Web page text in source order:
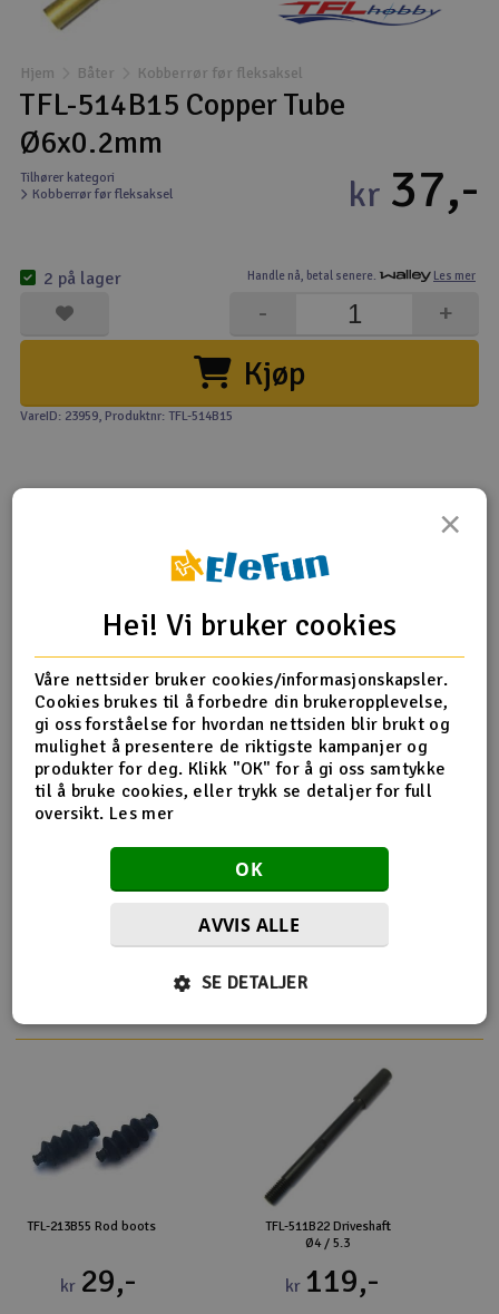
Droner
Droner for FPV
Fly
Helikopter
Kamerautstyr
Modellbygging, LEGO & byggesett
Modelljernbane
Motor & tilbehør
Raketter
Smarthjem, lek & hobby
Solenergi
Sparkesykler & elkjøretøy
Verktøy, utstyr & tilbehør
Hjem Båter Kobberrør før fleksaksel
TFL-514B15 Copper Tube
Ø6x0.2mm
Tilhører kategori
Kobberrør før fleksaksel
Handle nå, betal senere. Les mer
kr 37,-
Kjøp
+
-
2 på lager
VareID: 23959, Produktnr: TFL-514B15
Tips en venn Anmeldelser
Produktinformasjon
TFL-514B15 Copper Tube Ø6x0.2mm
Flere detaljer
Produktet er
TFL Apparation - Dual motor - 2.4Ghz
TFL Genesis - Single motor - 2.4Ghz
RTR
Flere så også på
TFL-213B55 Rod boots
kr 29,-
TFL-511B22 Driveshaft
Ø4 / 5.3
kr 119,-
×
Hei! Vi bruker cookies
Våre nettsider bruker cookies/informasjonskapsler.
Cookies brukes til å forbedre din brukeropplevelse,
gi oss forståelse for hvordan nettsiden blir brukt og
mulighet å presentere de riktigste kampanjer og
produkter for deg. Klikk "OK" for å gi oss samtykke
til å bruke cookies, eller trykk se detaljer for full
oversikt. Les mer
OK
AVVIS ALLE
SE DETALJER